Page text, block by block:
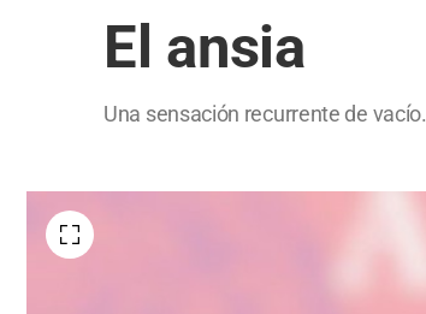
El ansia
Una sensación recurrente de vacío.